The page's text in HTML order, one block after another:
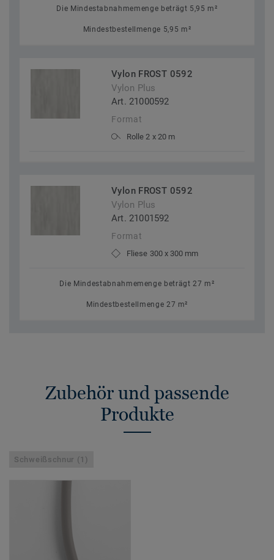
Die Mindestabnahmemenge beträgt 5,95 m²
Mindestbestellmenge 5,95 m²
Vylon FROST 0592
Vylon Plus
Art. 21000592
Format
Rolle 2 x 20 m
Vylon FROST 0592
Vylon Plus
Art. 21001592
Format
Fliese 300 x 300 mm
Die Mindestabnahmemenge beträgt 27 m²
Mindestbestellmenge 27 m²
Zubehör und passende
Produkte
Schweißschnur (1)